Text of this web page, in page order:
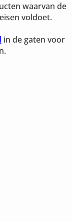
waarvan de
voldoet.
in de gaten voor